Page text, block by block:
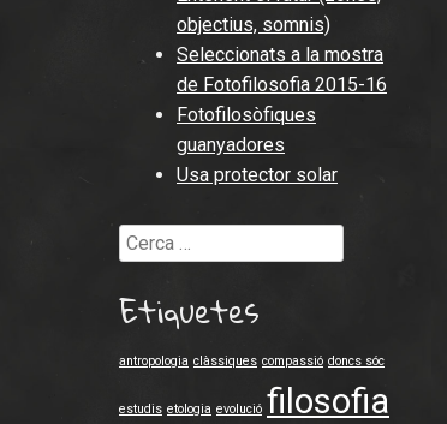
objectius, somnis)
Seleccionats a la mostra
de Fotofilosofia 2015-16
Fotofilosòfiques
guanyadores
Usa protector solar
Cerca
Etiquetes
antropologia clàssiques compassió doncs sóc
estudis etologia evolució filosofia